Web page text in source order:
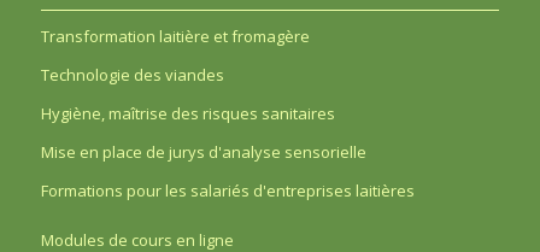
Transformation laitière et fromagère
Technologie des viandes
Hygiène, maîtrise des risques sanitaires
Mise en place de jurys d'analyse sensorielle
Formations pour les salariés d'entreprises laitières
Modules de cours en ligne